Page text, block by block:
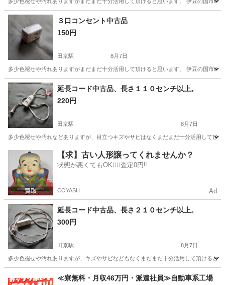
静岡 沼津市 田京駅 生活家電
３口コンセント中古品
150円
田京駅 8月7日
多少色褪せや汚れありますがまだまだ十分活用して頂けると思います。 伊豆の国市
静岡 沼津市 田京駅 生活家電 郵便受け
延長コード中古品、長さ１１０センチ以上。
220円
田京駅 8月7日
多少色褪せや汚れなどありますが、目立つキズやサビはなくまだまだ十分活用して頂
伊豆の国市 田京駅 生活家電 延長コード
【求】古い人形譲ってくれませんか？
状態が悪くてもOK🙆‍♀️査定0円‼️
COYASH Ad
延長コード中古品、長さ２１０センチ以上。
300円
田京駅 8月7日
多少色褪せや汚れありますが、キズやサビなどもなくまだまだ十分活用して頂けると
田京駅 生活家電 延長コード
≪寮無料・月収46万円・派遣社員≫自動車系工場